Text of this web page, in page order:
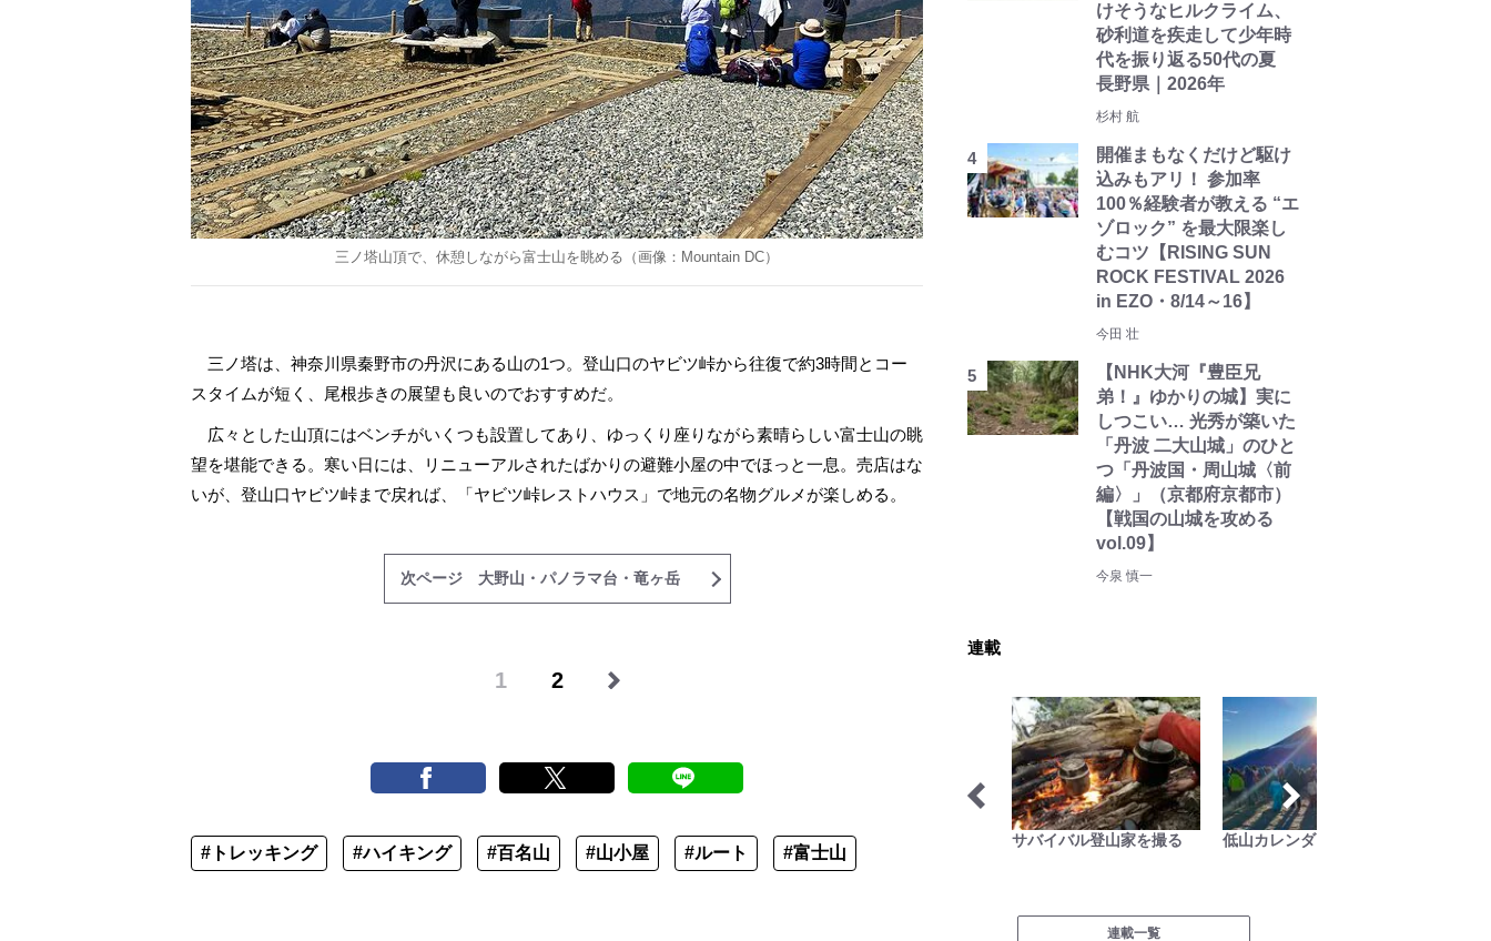
三ノ塔山頂で、休憩しながら富士山を眺める（画像：Mountain DC）
三ノ塔は、神奈川県秦野市の丹沢にある山の1つ。登山口のヤビツ峠から往復で約3時間とコー
スタイムが短く、尾根歩きの展望も良いのでおすすめだ。
広々とした山頂にはベンチがいくつも設置してあり、ゆっくり座りながら素晴らしい富士山の眺
望を堪能できる。寒い日には、リニューアルされたばかりの避難小屋の中でほっと一息。売店はな
いが、登山口ヤビツ峠まで戻れば、「ヤビツ峠レストハウス」で地元の名物グルメが楽しめる。
次ページ 大野山・パノラマ台・竜ヶ岳
1 2
#トレッキング #ハイキング #百名山 #山小屋 #ルート #富士山
けそうなヒルクライム、
砂利道を疾走して少年時
代を振り返る50代の夏
長野県｜2026年
杉村 航
開催まもなくだけど駆け
込みもアリ！ 参加率
100％経験者が教える “エ
ゾロック” を最大限楽し
むコツ【RISING SUN
ROCK FESTIVAL 2026
in EZO・8/14～16】
今田 壮
【NHK大河『豊臣兄
弟！』ゆかりの城】実に
しつこい… 光秀が築いた
「丹波 二大山城」のひと
つ「丹波国・周山城〈前
編〉」（京都府京都市）
【戦国の山城を攻める
vol.09】
今泉 慎一
連載
山の天気と気象 日本で山登りはじめました サバイバル登山家を撮る 低山カレンダー
連載一覧